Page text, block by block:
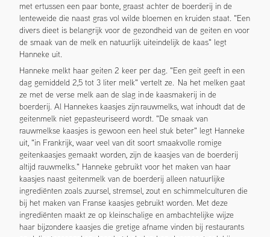
met ertussen een paar bonte, graast achter de boerderij in de
lenteweide die naast gras vol wilde bloemen en kruiden staat. "Een
divers dieet is belangrijk voor de gezondheid van de geiten en voor
de smaak van de melk en natuurlijk uiteindelijk de kaas" legt
Hanneke uit.
Hanneke melkt haar geiten 2 keer per dag. "Een geit geeft in een
dag gemiddeld 2,5 tot 3 liter melk" vertelt ze. Na het melken gaat
ze met de verse melk aan de slag in de kaasmakerij in de
boerderij. Al Hannekes kaasjes zijn rauwmelks, wat inhoudt dat de
geitenmelk niet gepasteuriseerd wordt. "De smaak van
rauwmelkse kaasjes is gewoon een heel stuk beter" legt Hanneke
uit, "in Frankrijk, waar veel van dit soort smaakvolle romige
geitenkaasjes gemaakt worden, zijn de kaasjes van de boerderij
altijd rauwmelks." Hanneke gebruikt voor het maken van haar
kaasjes naast geitenmelk van de boerderij alleen natuurlijke
ingrediënten zoals zuursel, stremsel, zout en schimmelculturen die
bij het maken van Franse kaasjes gebruikt worden. Met deze
ingrediënten maakt ze op kleinschalige en ambachtelijke wijze
haar bijzondere kaasjes die gretige afname vinden bij restaurants